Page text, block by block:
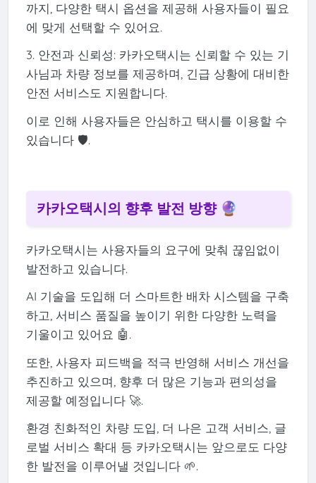
까지, 다양한 택시 옵션을 제공해 사용자들이 필요
에 맞게 선택할 수 있어요.
3. 안전과 신뢰성: 카카오택시는 신뢰할 수 있는 기
사님과 차량 정보를 제공하며, 긴급 상황에 대비한
안전 서비스도 지원합니다.
이로 인해 사용자들은 안심하고 택시를 이용할 수
있습니다 🛡️.
카카오택시의 향후 발전 방향 🔮
카카오택시는 사용자들의 요구에 맞춰 끊임없이
발전하고 있습니다.
AI 기술을 도입해 더 스마트한 배차 시스템을 구축
하고, 서비스 품질을 높이기 위한 다양한 노력을
기울이고 있어요 🤖.
또한, 사용자 피드백을 적극 반영해 서비스 개선을
추진하고 있으며, 향후 더 많은 기능과 편의성을
제공할 예정입니다 🚀.
환경 친화적인 차량 도입, 더 나은 고객 서비스, 글
로벌 서비스 확대 등 카카오택시는 앞으로도 다양
한 발전을 이루어낼 것입니다 🌱.